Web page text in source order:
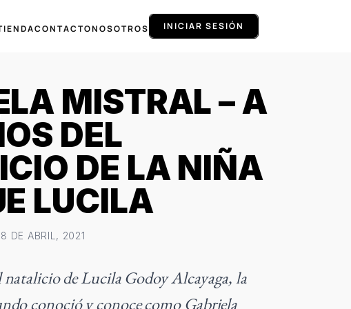
CONTACTONOSOTROS INICIAR SESIÓN
MISTRAL – A
DEL
DE LA NIÑA
LUCILA
DE ABRIL, 2021
de Lucila Godoy Alcayaga, la
conoció y conoce como Gabriela